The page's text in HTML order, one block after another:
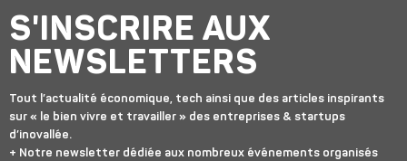
S'INSCRIRE AUX
NEWSLETTERS
Tout l’actualité économique, tech ainsi que des articles inspirants
sur « le bien vivre et travailler » des entreprises & startups
d’inovallée.
+ Notre newsletter dédiée aux nombreux événements organisés